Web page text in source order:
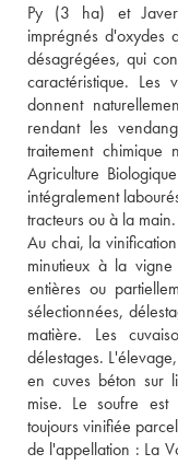
Py (3 ha) et
imprégnés d'oxydes
désagrégées, qui
caractéristique.
donnent
rendant les
traitement chimique
Agriculture
intégralement
tracteurs ou à la main.
Au chai, la
minutieux à la
entières ou
sélectionnées,
matière. Les
délestages.
en cuves béton sur
mise. Le soufre est
toujours vinifiée
de l'appellation : La